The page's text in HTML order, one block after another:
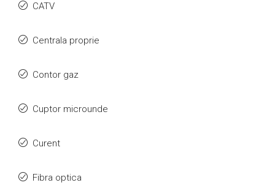
CATV
Centrala proprie
Contor gaz
Cuptor microunde
Curent
Fibra optica